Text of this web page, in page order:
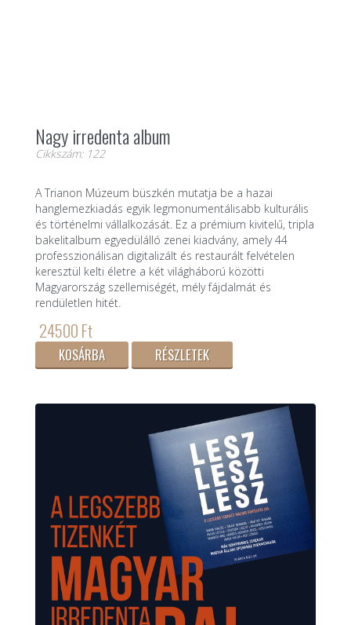
Nagy irredenta album
Cikkszám: 122
A Trianon Múzeum büszkén mutatja be a hazai
hanglemezkiadás egyik legmonumentálisabb kulturális
és történelmi vállalkozását. Ez a prémium kivitelű, tripla
bakelitalbum egyedülálló zenei kiadvány, amely 44
professzionálisan digitalizált és restaurált felvételen
keresztül kelti életre a két világháború közötti
Magyarország szellemiségét, mély fájdalmát és
rendületlen hitét.
24500 Ft
KOSÁRBA RÉSZLETEK